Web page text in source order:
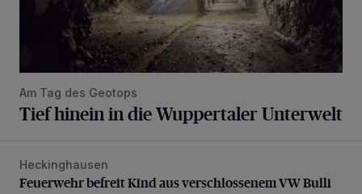
Am Tag des Geotops
Tief hinein in die Wuppertaler Unterwelt
Feuerwehr befreit Kind aus verschlossenem VW Bulli
Heckinghausen
Feuerwehr befreit Kind aus verschlossenem VW Bulli